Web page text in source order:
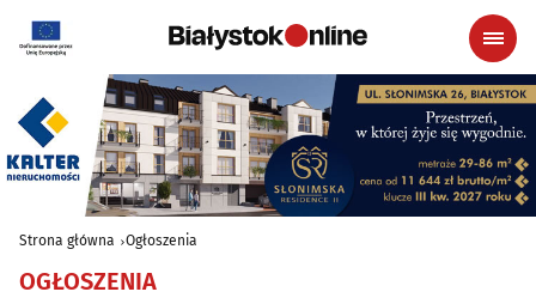
Strona główna Ogłoszenia
OGŁOSZENIA